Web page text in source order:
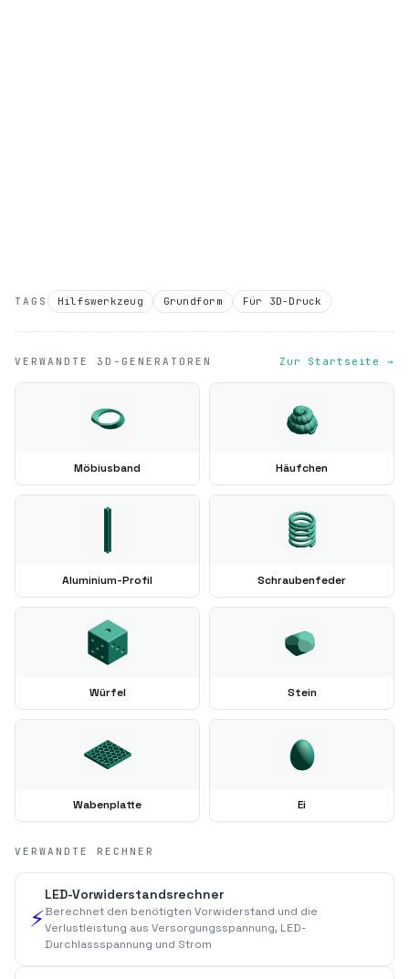
TAGS Hilfswerkzeug Grundform Für 3D-Druck
VERWANDTE 3D-GENERATOREN Zur Startseite →
Möbiusband Häufchen
Aluminium-Profil Schraubenfeder
Würfel Stein
Wabenplatte Ei
VERWANDTE RECHNER
⚡
LED-Vorwiderstandsrechner
Berechnet den benötigten Vorwiderstand und die
Verlustleistung aus Versorgungsspannung, LED-
Durchlassspannung und Strom